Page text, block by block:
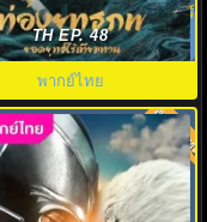
จรท่องยุทธภพ ยอดยุทธ์ไร้
าน The Blood of Youth
TH EP. 48
พากย์ไทย
พากย์ไทย